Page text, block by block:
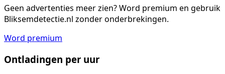
Geen advertenties meer zien?Word premium en gebruik
Bliksemdetectie.nl zonder onderbrekingen.
Word premium
Ontladingen per uur